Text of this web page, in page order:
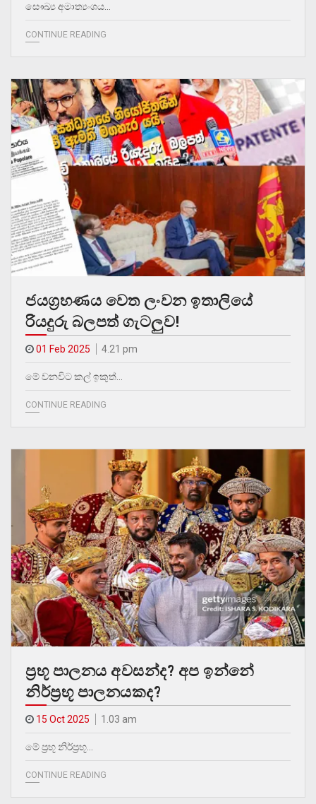
සෞඛ්‍ය අමාත්‍යංශය…
CONTINUE READING
ජයග්‍රහණය වෙත ලංවන ඉතාලියේ
රියදුරු බලපත් ගැටලුව!
01 Feb 2025 4.21 pm
මේ වනවිට කල් ඉකුත්…
CONTINUE READING
ප්‍රභූ පාලනය අවසන්ද? අප ඉන්නේ
නිර්ප්‍රභූ පාලනයකද?
15 Oct 2025 1.03 am
මේ ප්‍රභූ නිර්ප්‍රභූ…
CONTINUE READING